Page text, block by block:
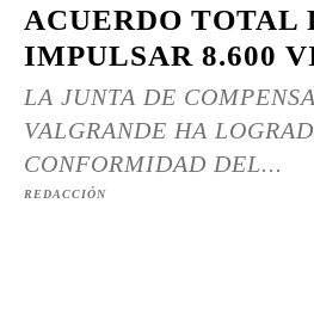
ACUERDO TOTAL
IMPULSAR 8.600
LA JUNTA DE
VALGRANDE HA
CONFORMIDAD DEL...
REDACCIÓN